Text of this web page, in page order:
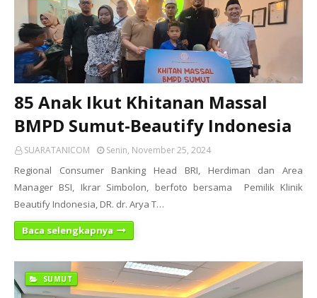
85 Anak Ikut Khitanan Massal
BMPD Sumut-Beautify Indonesia
SUARATANICOM Senin, November 25, 2024
Regional Consumer Banking Head BRI, Herdiman dan Area
Manager BSI, Ikrar Simbolon, berfoto bersama Pemilik Klinik
Beautify Indonesia, DR. dr. Arya T…
Baca selengkapnya
SUMUT